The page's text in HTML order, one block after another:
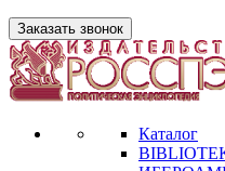
Заказать звонок
Каталог